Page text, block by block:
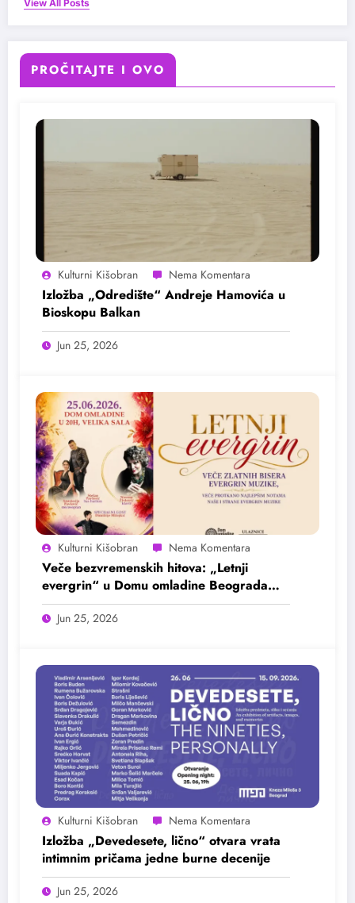
View All Posts
PROČITAJTE I OVO
Kulturni Kišobran
Izložba „Odredište“ Andreje Hamovića u
Bioskopu Balkan
Jun 25, 2026
Kulturni Kišobran
Veče bezvremenskih hitova: „Letnji
evergrin“ u Domu omladine Beograda
25. juna
Jun 25, 2026
Kulturni Kišobran
Izložba „Devedesete, lično“ otvara vrata
intimnim pričama jedne burne decenije
Jun 25, 2026